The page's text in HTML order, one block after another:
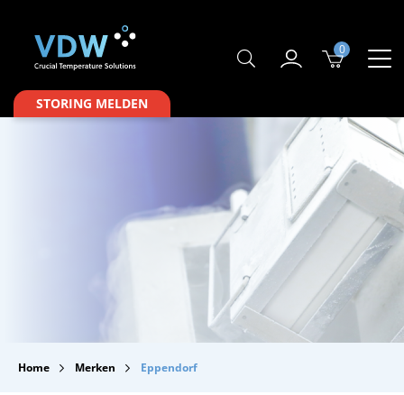
Producten
Branches
Service & Onderhoud
0
STORING MELDEN
Home Merken Eppendorf